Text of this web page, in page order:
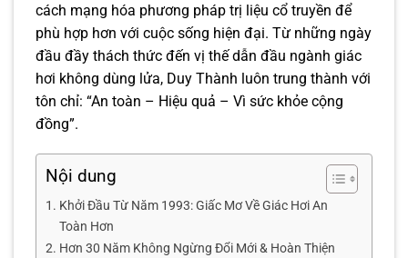
cách mạng hóa phương pháp trị liệu cổ truyền để
phù hợp hơn với cuộc sống hiện đại. Từ những ngày
đầu đầy thách thức đến vị thế dẫn đầu ngành giác
hơi không dùng lửa, Duy Thành luôn trung thành với
tôn chỉ: “An toàn – Hiệu quả – Vì sức khỏe cộng
đồng”.
Nội dung
Khởi Đầu Từ Năm 1993: Giấc Mơ Về Giác Hơi An
Toàn Hơn
Hơn 30 Năm Không Ngừng Đổi Mới & Hoàn Thiện